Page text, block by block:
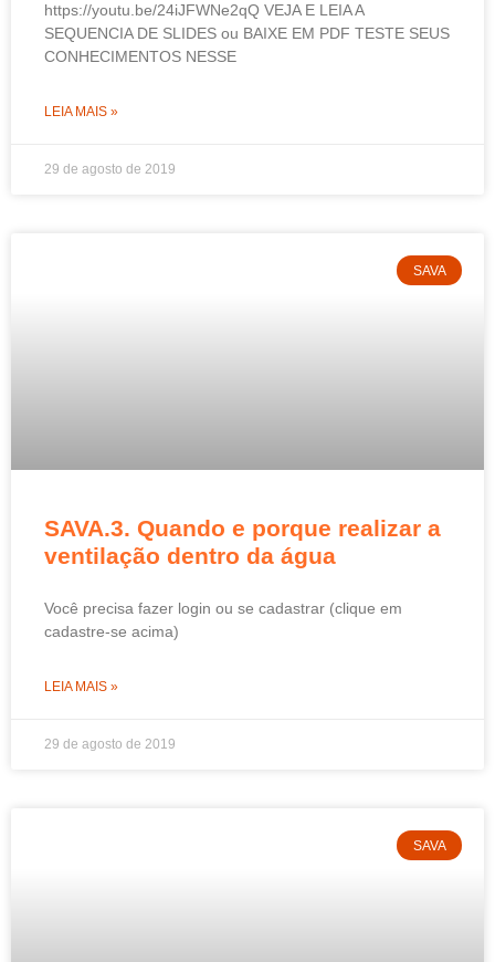
https://youtu.be/24iJFWNe2qQ VEJA E LEIA A
SEQUENCIA DE SLIDES ou BAIXE EM PDF TESTE SEUS
CONHECIMENTOS NESSE
LEIA MAIS »
29 de agosto de 2019
SAVA
SAVA.3. Quando e porque realizar a
ventilação dentro da água
Você precisa fazer login ou se cadastrar (clique em
cadastre-se acima)
LEIA MAIS »
29 de agosto de 2019
SAVA